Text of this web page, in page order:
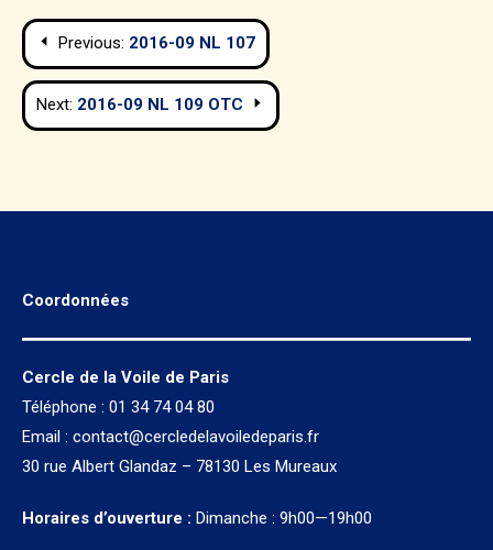
Navigation
de
l’article
Previous: 2016-09 NL 107
Next: 2016-09 NL 109 OTC
Coordonnées
Cercle de la Voile de Paris
Téléphone : 01 34 74 04 80
Email : contact@cercledelavoiledeparis.fr
30 rue Albert Glandaz – 78130 Les Mureaux
Horaires d’ouverture : Dimanche : 9h00—19h00